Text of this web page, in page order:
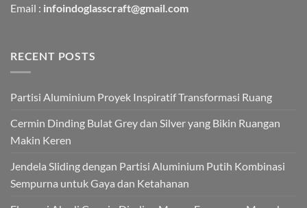
Email : infoindoglasscraft@gmail.com
RECENT POSTS
Partisi Aluminium Proyek Inspiratif Transformasi Ruang
Cermin Dinding Bulat Grey dan Silver yang Bikin Ruangan
Makin Keren
Jendela Sliding dengan Partisi Aluminium Putih Kombinasi
Sempurna untuk Gaya dan Ketahanan